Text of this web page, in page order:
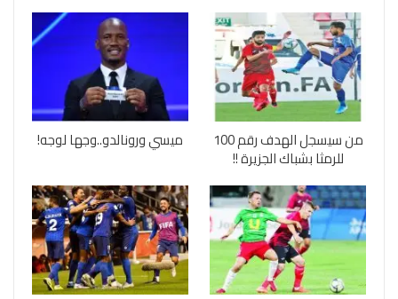
من سيسجل الهدف رقم 100
للرمثا بشباك الجزيرة !!
ميسي ورونالدو..وجها لوجه!